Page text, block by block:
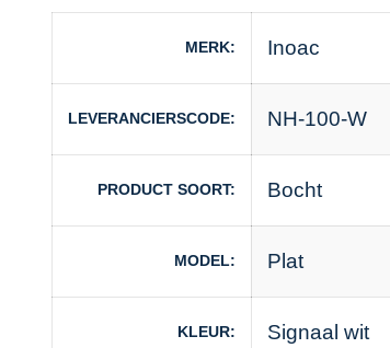
MERK Inoac
LEVERANCIERSCODE NH-100-W
PRODUCT SOORT Bocht
MODEL Plat
KLEUR Signaal wit